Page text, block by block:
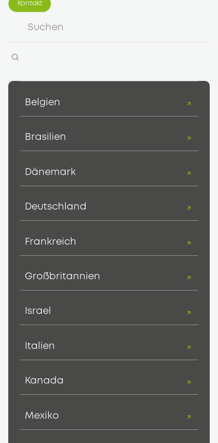
Kontakt
Kontakt
Belgien
Brasilien
Dänemark
Deutschland
Frankreich
Großbritannien
Israel
Italien
Kanada
Mexiko